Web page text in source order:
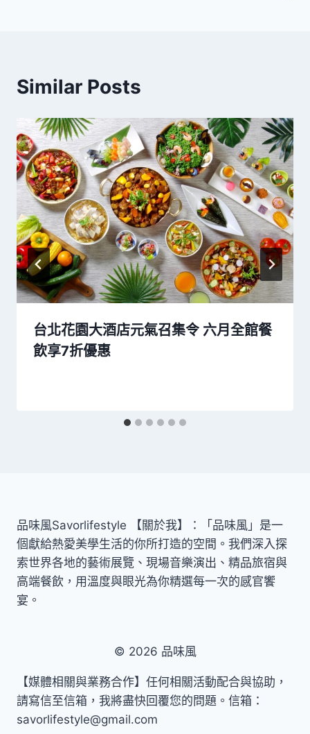
Similar Posts
台北花園大酒店元氣召集令 六月全館餐
飲享7折優惠
品味風Savorlifestyle 【關於我】：「品味風」是一
個獻給熱愛美學生活的你所打造的空間。我們深入探
索世界各地的藝術展覽、現場音樂演出、精品旅宿與
高端餐飲，用溫度與眼光為你精選每一次的感官饗
宴。
© 2026 品味風
【媒體相關與業務合作】任何相關活動配合與協助，
請寫信至信箱，我將盡快回覆您的問題。信箱：
savorlifestyle@gmail.com